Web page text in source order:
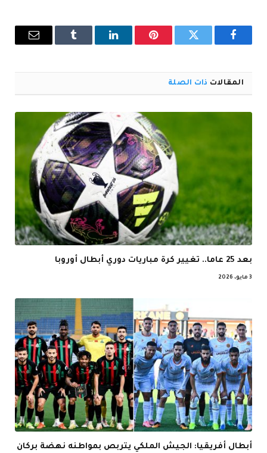
فيسبوك تويتر بينتيريستلينكدإن Tumblr
البريد
المقالات ذات الصلة
بعد 25 عاما.. تغيير كرة مباريات دوري أبطال أوروبا
3 مايو، 2026
أبطال أفريقيا: الجيش الملكي يتربص بمواطنه نهضة بركان